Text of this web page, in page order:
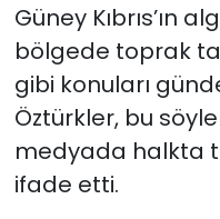
Güney Kıbrıs’ın
bölgede toprak
gibi konuları
Öztürkler, bu
medyada halkta
ifade etti.